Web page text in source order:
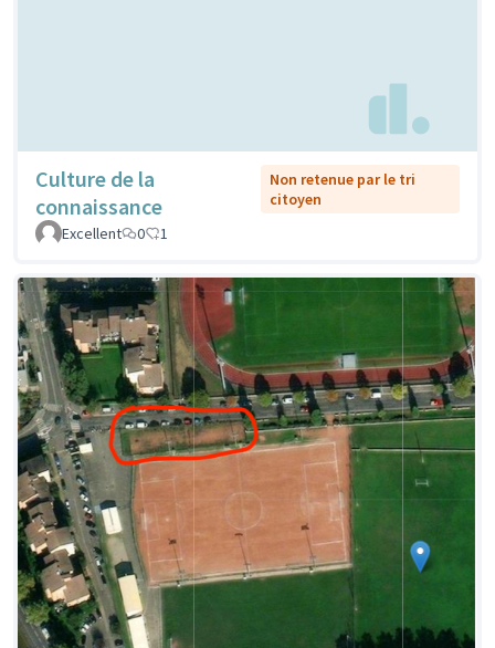
Culture de la
connaissance
Non retenue par le tri
citoyen
Excellent
0 1